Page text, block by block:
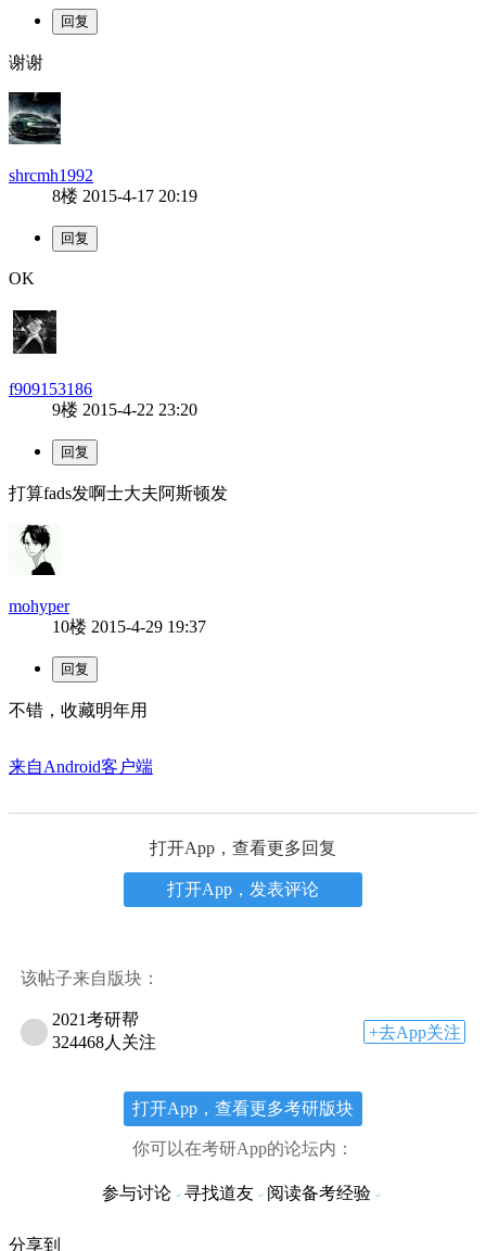
谢谢
shrcmh1992
8楼 2015-4-17 20:19
OK
f909153186
9楼 2015-4-22 23:20
打算fads发啊士大夫阿斯顿发
mohyper
10楼 2015-4-29 19:37
不错，收藏明年用
来自Android客户端
打开App，查看更多回复
打开App，发表评论
该帖子来自版块：
2021考研帮
324468人关注
+去App关注
打开App，查看更多考研版块
你可以在考研App的论坛内：
参与讨论 寻找道友 阅读备考经验
分享到